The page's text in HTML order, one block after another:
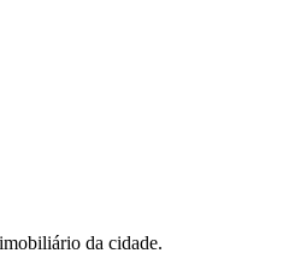
da cidade.